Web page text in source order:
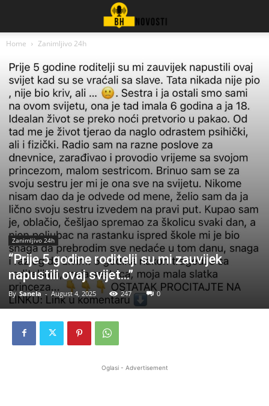
Home Zanimljivo 24h
Zanimljivo 24h
“Prije 5 godine roditelji su mi zauvijek
napustili ovaj svijet…”
By Sanela - August 4, 2025 247 0
Oglasi - Advertisement